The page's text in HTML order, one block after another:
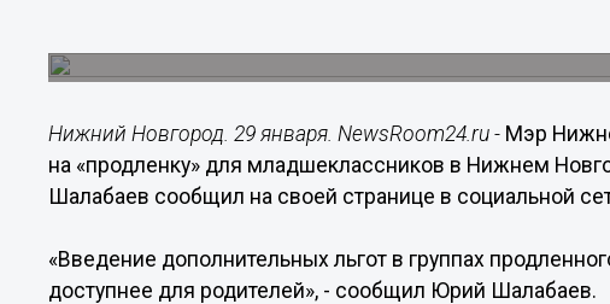
Нижний Новгород. 29 января. NewsRoom24.ru - Мэр
на «продленку» для младшеклассников в Нижнем
Шалабаев сообщил на своей странице в социальной
«Введение дополнительных льгот в группах
доступнее для родителей», - сообщил Юрий Шалабаев.